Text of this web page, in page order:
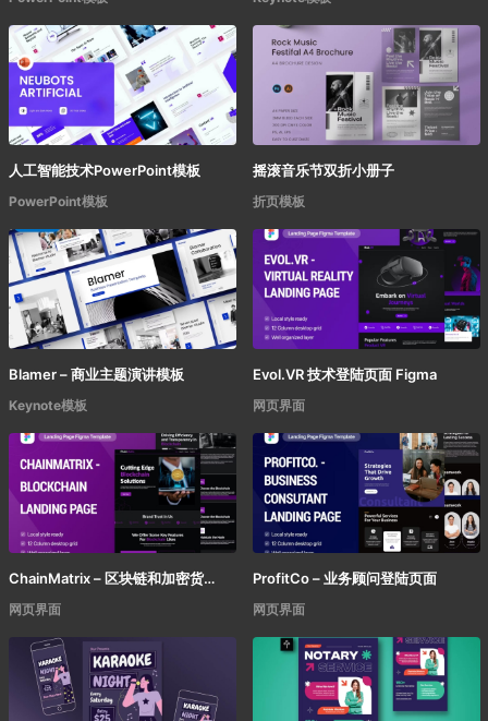
人工智能技术PowerPoint模板
PowerPoint模板
摇滚音乐节双折小册子
折页模板
Blamer – 商业主题演讲模板
Keynote模板
Evol.VR 技术登陆页面 Figma
网页界面
ChainMatrix – 区块链和加密货币登陆页面
网页界面
ProfitCo – 业务顾问登陆页面
网页界面